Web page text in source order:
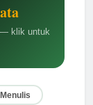
— klik untuk
Menulis